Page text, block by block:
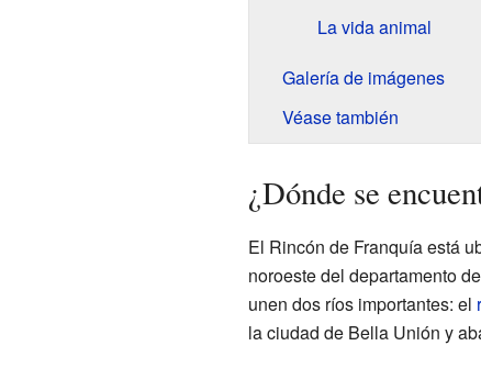
La vida animal
Galería de imágenes
Véase también
¿Dónde se
El Rincón de Franquía está
noroeste del departamento de
unen dos ríos importantes: el
la ciudad de Bella Unión y